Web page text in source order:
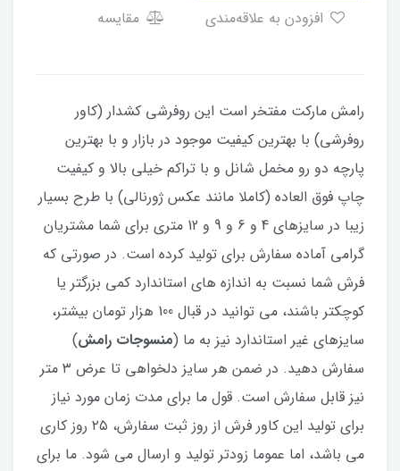
مقایسه
رامش مارکت مفتخر است این روفرشی کشدار (کاور
روفرشی) با بهترین کیفیت موجود در بازار و با بهترین
پارچه دو رو مخمل شانل و با تراکم خیلی بالا و کیفیت
چاپ فوق العاده (کاملا مانند عکس ژورنالی) با طرح بسیار
زیبا در سایزهای 4 و 6 و 9 و 12 متری برای شما مشتریان
گرامی آماده سفارش برای تولید کرده است. در صورتی که
فرش شما نسبت به اندازه های استاندارد کمی بزرگتر یا
کوچکتر باشند، می توانید در قبال 100 هزار تومان بیشتر،
سایزهای غیر استاندارد نیز به ما (منسوجات رامش)
سفارش دهید. در ضمن هر سایز دلخواهی تا عرض ۳ متر
نیز قابل سفارش است. قول ما برای مدت زمان مورد نیاز
برای تولید این کاور فرش از روز ثبت سفارش، ۲۵ روز کاری
می باشد، اما عموما زودتر تولید و ارسال می شود. ما برای